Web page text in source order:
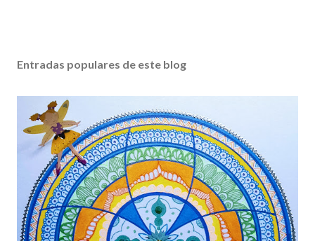
Entradas populares de este blog